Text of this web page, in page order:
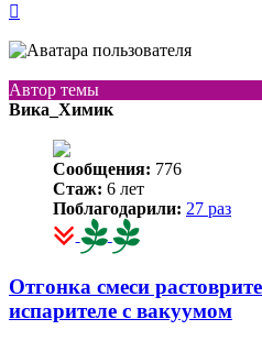
началу
Автор темы
Вика_Химик
Сообщения: 776
Стаж: 6 лет
Поблагодарили: 27 раз
Отгонка смеси
испарителе с вакуумом